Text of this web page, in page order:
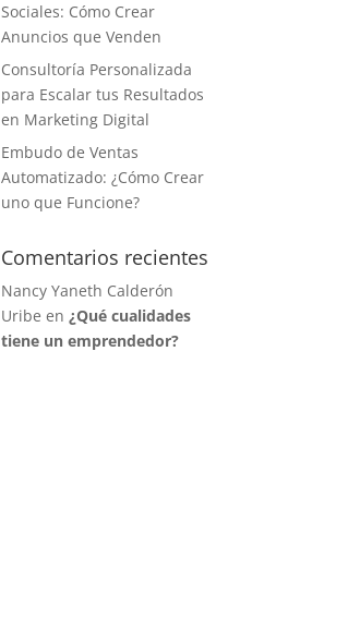
Sociales: Cómo Crear
Anuncios que Venden
Consultoría Personalizada
para Escalar tus Resultados
en Marketing Digital
Embudo de Ventas
Automatizado: ¿Cómo Crear
uno que Funcione?
Comentarios recientes
Nancy Yaneth Calderón
Uribe en¿Qué cualidades
tiene un emprendedor?